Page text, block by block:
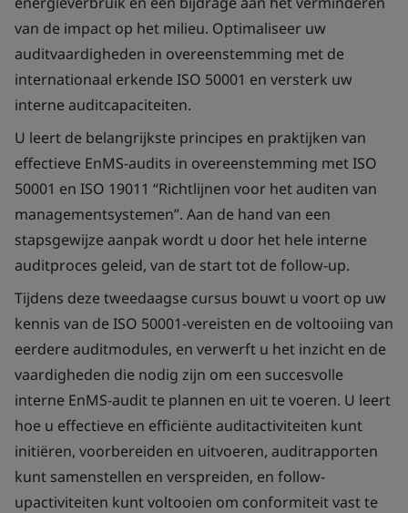
van de impact op het milieu. Optimaliseer uw
auditvaardigheden in overeenstemming met de
internationaal erkende ISO 50001 en versterk uw
interne auditcapaciteiten.
U leert de belangrijkste principes en praktijken van
effectieve EnMS-audits in overeenstemming met ISO
50001 en ISO 19011 “Richtlijnen voor het auditen van
managementsystemen”. Aan de hand van een
stapsgewijze aanpak wordt u door het hele interne
auditproces geleid, van de start tot de follow-up.
Tijdens deze tweedaagse cursus bouwt u voort op uw
kennis van de ISO 50001-vereisten en de voltooiing van
eerdere auditmodules, en verwerft u het inzicht en de
vaardigheden die nodig zijn om een succesvolle
interne EnMS-audit te plannen en uit te voeren. U leert
hoe u effectieve en efficiënte auditactiviteiten kunt
initiëren, voorbereiden en uitvoeren, auditrapporten
kunt samenstellen en verspreiden, en follow-
upactiviteiten kunt voltooien om conformiteit vast te